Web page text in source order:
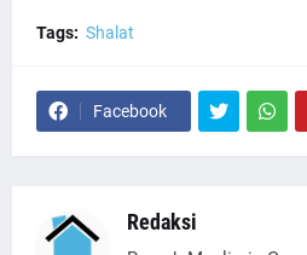
Tags: Shalat
Facebook
Redaksi